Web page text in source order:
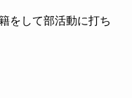
をして部活動に打ち